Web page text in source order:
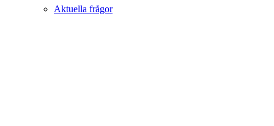
Aktuella frågor